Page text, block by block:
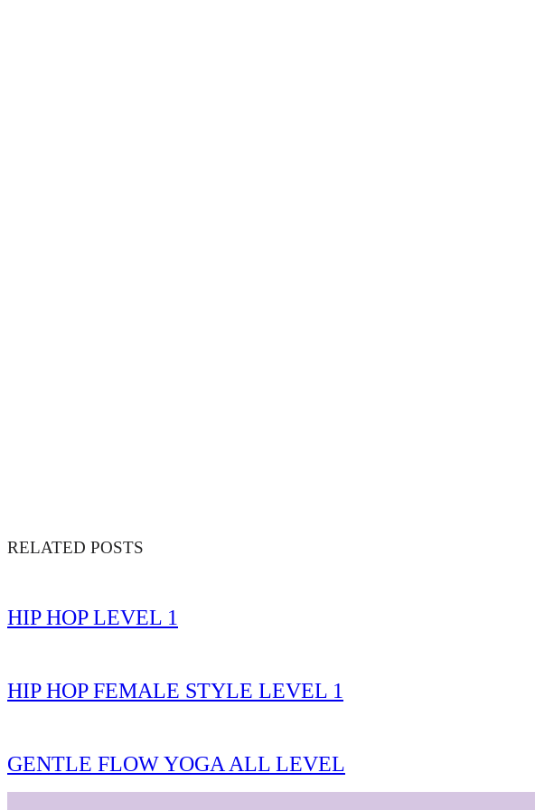
RELATED POSTS
HIP HOP LEVEL 1
HIP HOP FEMALE STYLE LEVEL 1
GENTLE FLOW YOGA ALL LEVEL